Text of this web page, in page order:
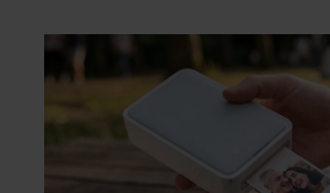
Leidsedwarsstraat roept een
herinneringen op. Daar begon
samen en werd dochter Lola